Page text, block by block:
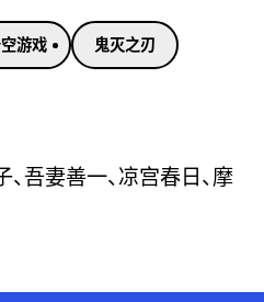
游戏 鬼灭之刃
吾妻善一、凉宫春日、摩